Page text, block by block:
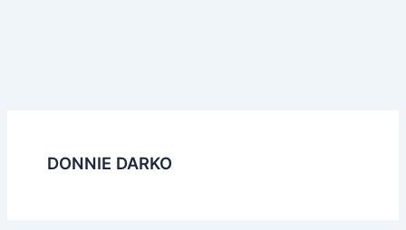
DONNIE DARKO